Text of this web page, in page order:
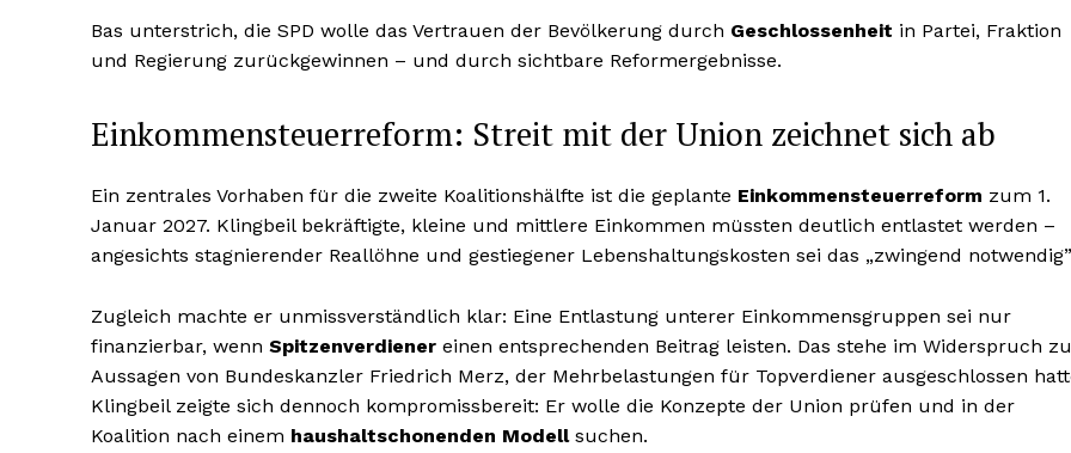
Bas unterstrich, die SPD wolle das Vertrauen der Bevölkerung durch Geschlossenheit in Partei, Fraktion
und Regierung zurückgewinnen – und durch sichtbare Reformergebnisse.
Einkommensteuerreform: Streit mit der Union zeichnet sich ab
Ein zentrales Vorhaben für die zweite Koalitionshälfte ist die geplante Einkommensteuerreform zum 1.
Januar 2027. Klingbeil bekräftigte, kleine und mittlere Einkommen müssten deutlich entlastet werden –
angesichts stagnierender Reallöhne und gestiegener Lebenshaltungskosten sei das „zwingend
Zugleich machte er unmissverständlich klar: Eine Entlastung unterer Einkommensgruppen sei nur
finanzierbar, wenn Spitzenverdiener einen entsprechenden Beitrag leisten. Das stehe im Widerspruch zu
Aussagen von Bundeskanzler Friedrich Merz, der Mehrbelastungen für Topverdiener ausgeschlossen
Klingbeil zeigte sich dennoch kompromissbereit: Er wolle die Konzepte der Union prüfen und in der
Koalition nach einem haushaltschonenden Modellsuchen.